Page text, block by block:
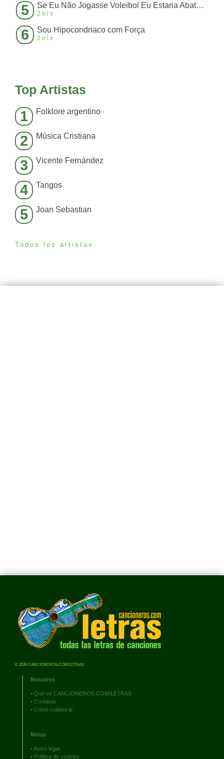
5 Se Eu Não Jogasse Voleibol Eu Estaria Abatendo Boi
2ois
6 Sou Hipocondriaco com Força
2ois
Top Artistas
1 Folklore argentino
2 Música Cristiana
3 Vicente Fernández
4 Tangos
5 Joan Sebastian
Todos los artistas
© 2026 CANCIONEROS.COM/LETRAS
Nosotros
• Qué es CANCIONEROS.COM/LETRAS
• Contacto
• Cómo colaborar
Notas
•Aviso legal
• Política de cookies